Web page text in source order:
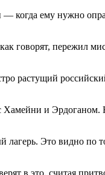
когда ему нужно
говорят, пережил
растущий
и Эрдоганом.
лагерь. Это видно
в это, считая